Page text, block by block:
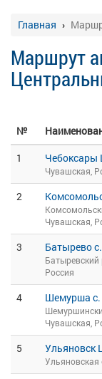
Главная
Маршрут
№
1
Чебоксары
Чувашская,
2
Чувашская,
3 Батырево
Батыревский
Россия
4 Шемурша с.
Чувашская,
5 Ульяновск
Ульяновская